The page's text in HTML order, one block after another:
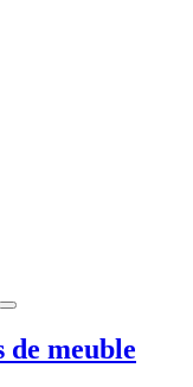
de meuble